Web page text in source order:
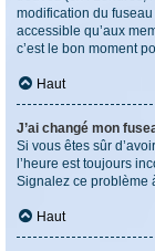
modification du
accessible qu’aux
c’est le bon moment
Haut
J’ai changé mon
Si vous êtes sûr
l’heure est toujours
Signalez ce problème
Haut